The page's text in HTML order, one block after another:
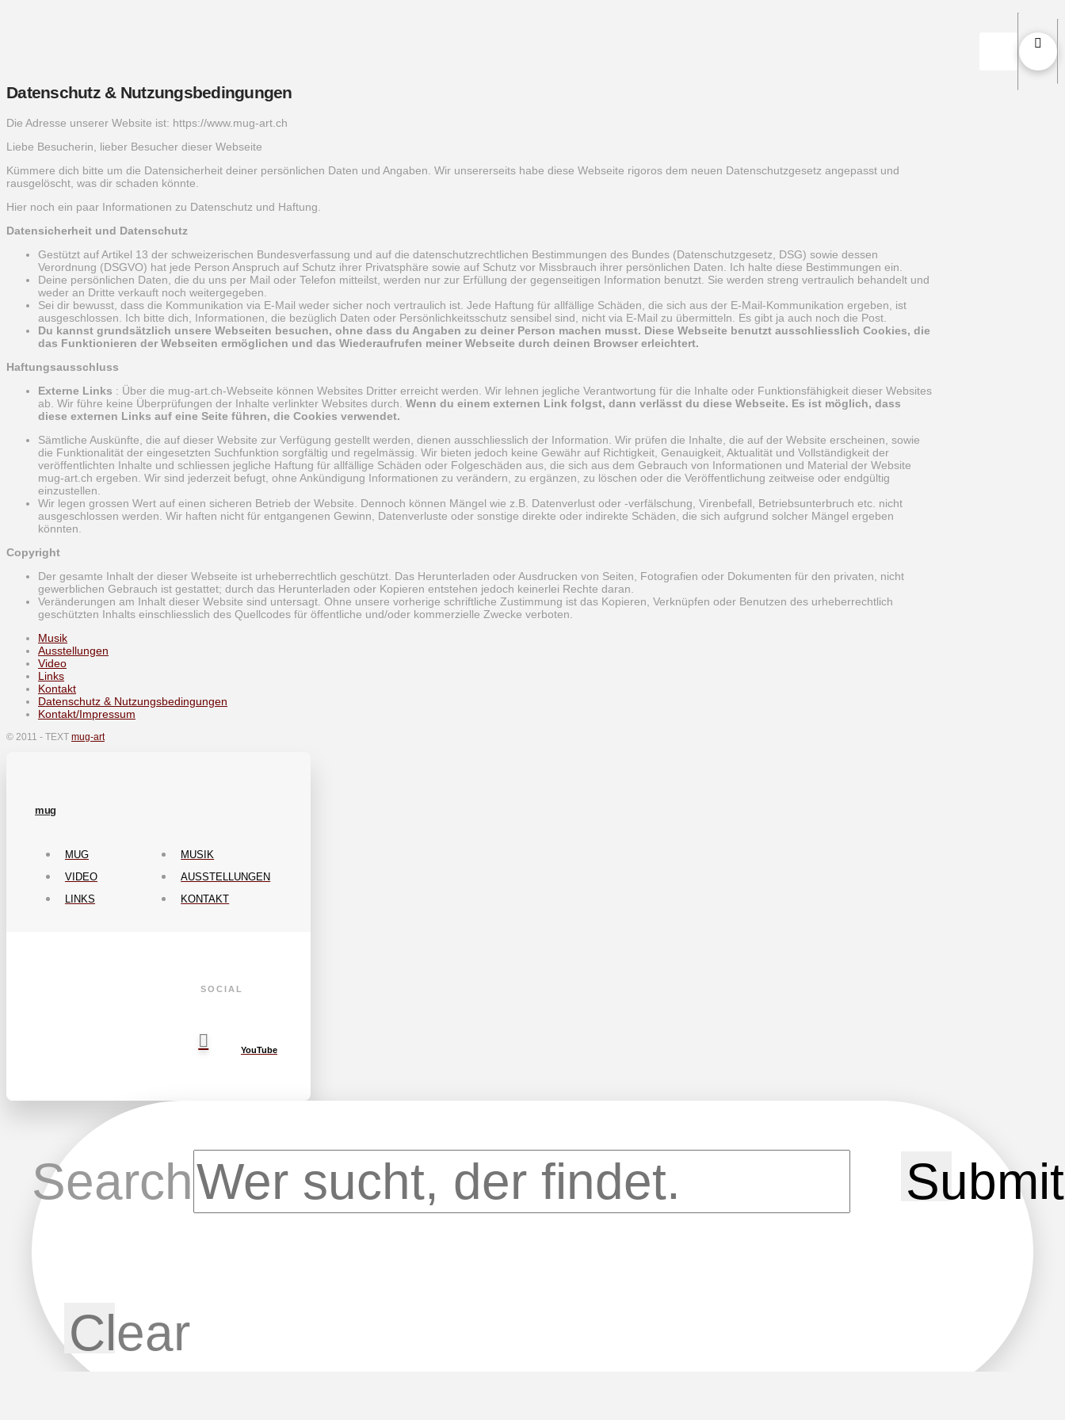
Datenschutz & Nutzungsbedingungen
Die Adresse unserer Website ist: https://www.mug-art.ch
Liebe Besucherin, lieber Besucher dieser Webseite
Kümmere dich bitte um die Datensicherheit deiner persönlichen Daten und Angaben. Wir unsererseits habe diese Webseite rigoros dem neuen Datenschutzgesetz angepasst und
rausgelöscht, was dir schaden könnte.
Hier noch ein paar Informationen zu Datenschutz und Haftung.
Datensicherheit und Datenschutz
Gestützt auf Artikel 13 der schweizerischen Bundesverfassung und auf die datenschutzrechtlichen Bestimmungen des Bundes (Datenschutzgesetz, DSG) sowie dessen
Verordnung (DSGVO) hat jede Person Anspruch auf Schutz ihrer Privatsphäre sowie auf Schutz vor Missbrauch ihrer persönlichen Daten. Ich halte diese Bestimmungen ein.
Deine persönlichen Daten, die du uns per Mail oder Telefon mitteilst, werden nur zur Erfüllung der gegenseitigen Information benutzt. Sie werden streng vertraulich behandelt und
weder an Dritte verkauft noch weitergegeben.
Sei dir bewusst, dass die Kommunikation via E-Mail weder sicher noch vertraulich ist. Jede Haftung für allfällige Schäden, die sich aus der E-Mail-Kommunikation ergeben, ist
ausgeschlossen. Ich bitte dich, Informationen, die bezüglich Daten oder Persönlichkeitsschutz sensibel sind, nicht via E-Mail zu übermitteln. Es gibt ja auch noch die Post.
Du kannst grundsätzlich unsere Webseiten besuchen, ohne dass du Angaben zu deiner Person machen musst. Diese Webseite benutzt ausschliesslich Cookies, die
das Funktionieren der Webseiten ermöglichen und das Wiederaufrufen meiner Webseite durch deinen Browser erleichtert.
Haftungsausschluss
Externe Links : Über die mug-art.ch-Webseite können Websites Dritter erreicht werden. Wir lehnen jegliche Verantwortung für die Inhalte oder Funktionsfähigkeit dieser Websites
ab. Wir führe keine Überprüfungen der Inhalte verlinkter Websites durch. Wenn du einem externen Link folgst, dann verlässt du diese Webseite. Es ist möglich, dass
diese externen Links auf eine Seite führen, die Cookies verwendet.
Sämtliche Auskünfte, die auf dieser Website zur Verfügung gestellt werden, dienen ausschliesslich der Information. Wir prüfen die Inhalte, die auf der Website erscheinen, sowie
die Funktionalität der eingesetzten Suchfunktion sorgfältig und regelmässig. Wir bieten jedoch keine Gewähr auf Richtigkeit, Genauigkeit, Aktualität und Vollständigkeit der
veröffentlichten Inhalte und schliessen jegliche Haftung für allfällige Schäden oder Folgeschäden aus, die sich aus dem Gebrauch von Informationen und Material der Website
mug-art.ch ergeben. Wir sind jederzeit befugt, ohne Ankündigung Informationen zu verändern, zu ergänzen, zu löschen oder die Veröffentlichung zeitweise oder endgültig
einzustellen.
Wir legen grossen Wert auf einen sicheren Betrieb der Website. Dennoch können Mängel wie z.B. Datenverlust oder -verfälschung, Virenbefall, Betriebsunterbruch etc. nicht
ausgeschlossen werden. Wir haften nicht für entgangenen Gewinn, Datenverluste oder sonstige direkte oder indirekte Schäden, die sich aufgrund solcher Mängel ergeben
könnten.
Copyright
Der gesamte Inhalt der dieser Webseite ist urheberrechtlich geschützt. Das Herunterladen oder Ausdrucken von Seiten, Fotografien oder Dokumenten für den privaten, nicht
gewerblichen Gebrauch ist gestattet; durch das Herunterladen oder Kopieren entstehen jedoch keinerlei Rechte daran.
Veränderungen am Inhalt dieser Website sind untersagt. Ohne unsere vorherige schriftliche Zustimmung ist das Kopieren, Verknüpfen oder Benutzen des urheberrechtlich
geschützten Inhalts einschliesslich des Quellcodes für öffentliche und/oder kommerzielle Zwecke verboten.
Musik
Ausstellungen
Video
Links
Kontakt
Datenschutz & Nutzungsbedingungen
Kontakt/Impressum
© 2011 - TEXT mug-art
mug
MUG
MUSIK
VIDEO
AUSSTELLUNGEN
LINKS
KONTAKT
SOCIAL
YouTube
Search Submit
Clear